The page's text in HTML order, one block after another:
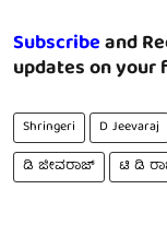
Subscribeand
updates on
Shringeri D Jeevaraj
ಡಿ ಜೀವರಾಜ್
ಟಿ ಡಿ